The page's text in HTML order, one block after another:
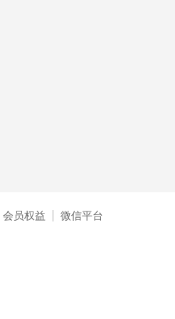
会员权益 微信平台